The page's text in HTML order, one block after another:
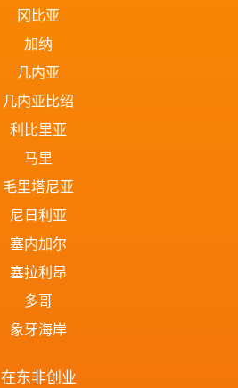
冈比亚
加纳
几内亚
几内亚比绍
利比里亚
马里
毛里塔尼亚
尼日利亚
塞内加尔
塞拉利昂
多哥
象牙海岸
在东非创业